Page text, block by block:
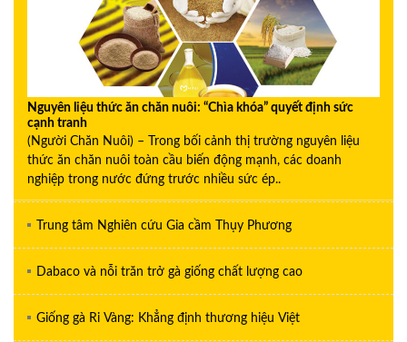
Nguyên liệu thức ăn chăn nuôi: “Chìa khóa” quyết định sức
cạnh tranh
(Người Chăn Nuôi) – Trong bối cảnh thị trường nguyên liệu
thức ăn chăn nuôi toàn cầu biến động mạnh, các doanh
nghiệp trong nước đứng trước nhiều sức ép..
Trung tâm Nghiên cứu Gia cầm Thụy Phương
Dabaco và nỗi trăn trở gà giống chất lượng cao
Giống gà Ri Vàng: Khẳng định thương hiệu Việt